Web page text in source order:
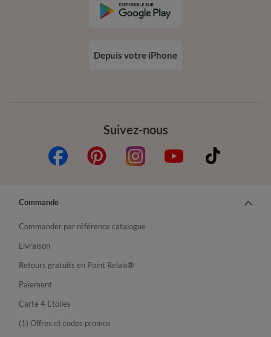
Suivez-nous
Depuis votre iPhone
Commande
Commander par référence catalogue
Livraison
Retours gratuits en Point Relais®
Paiement
Carte 4 Etoiles
(1) Offres et codes promos